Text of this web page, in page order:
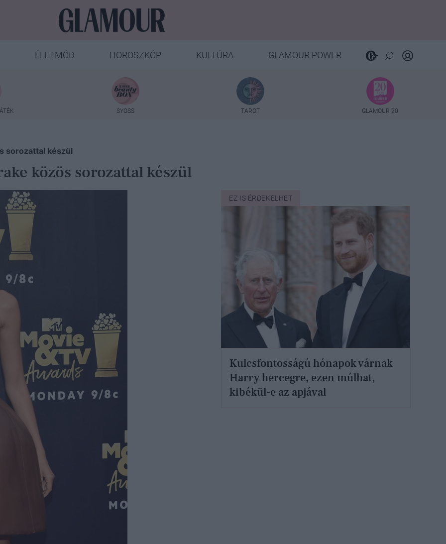
ÉLETMÓD HOROSZKÓP KULTÚRA GLAMOUR POWER
SYOSS TAROT GLAMOUR 20
sorozattal készül
közös sorozattal készül
EZ IS ÉRDEKELHET
Kulcsfontosságú hónapok várnak
Harry hercegre, ezen múlhat,
kibékül-e az apjával